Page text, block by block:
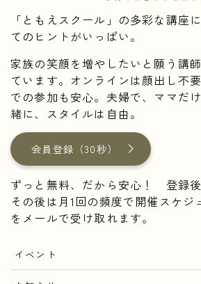
「ともえスクール」の多彩な講座
てのヒントがいっぱい。
家族の笑顔を増やしたいと願う講
ています。オンラインは顔出し不
での参加も安心。夫婦で、ママだ
緒に、スタイルは自由。
会員登録（30秒）
ずっと無料、だから安心！ 登録後
その後は月1回の頻度で開催スケジ
をメールで受け取れます。
イベント